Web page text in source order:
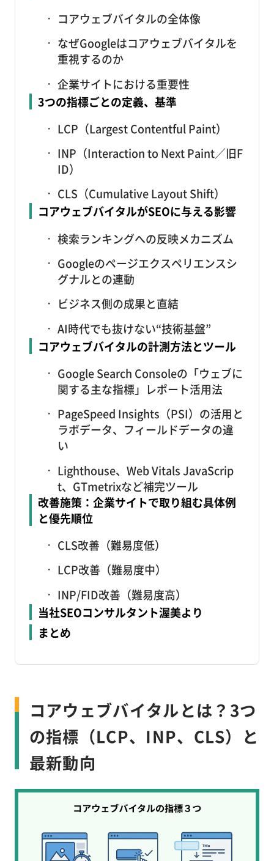
コアウェブバイタルの全体像
なぜGoogleはコアウェブバイタルを
重視するのか
企業サイトにおける重要性
3つの指標ごとの定義、基準
LCP（Largest Contentful Paint）
INP（Interaction to Next Paint／旧F
ID）
CLS（Cumulative Layout Shift）
コアウェブバイタルがSEOに与える影響
検索ランキングへの反映メカニズム
Googleのページエクスペリエンスシ
グナルとの連動
ビジネス側の成果と直結
AI時代でも抜けない“技術基盤”
コアウェブバイタルの計測方法とツール
Google Search Consoleの「ウェブに
関する主な指標」レポート活用法
PageSpeed Insights（PSI）の活用と
ラボデータ、フィールドデータの違
い
Lighthouse、Web Vitals JavaScrip
t、GTmetrixなど補完ツール
改善施策：企業サイトで取り組む具体例
と優先順位
CLS改善（難易度低）
LCP改善（難易度中）
INP/FID改善（難易度高）
当社SEOコンサルタント渥美より
まとめ
コアウェブバイタルとは？3つ
の指標（LCP、INP、CLS）と
最新動向